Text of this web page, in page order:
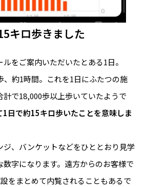
キロ歩きました
をご案内いただいたとある1日。
、約1時間。これを1日にふたつの施
で18,000歩以上歩いていたようで
1日で約15キロ歩いたことを意味しま
ジ、バンケットなどをひととおり見学
数字になります。遠方からのお客様で
をまとめて内覧されることもあるで